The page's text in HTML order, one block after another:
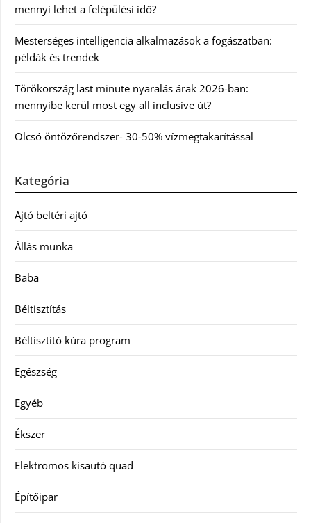
mennyi lehet a felépülési idő?
Mesterséges intelligencia alkalmazások a fogászatban:
példák és trendek
Törökország last minute nyaralás árak 2026-ban:
mennyibe kerül most egy all inclusive út?
Olcsó öntözőrendszer- 30-50% vízmegtakarítással
Kategória
Ajtó beltéri ajtó
Állás munka
Baba
Béltisztítás
Béltisztító kúra program
Egészség
Egyéb
Ékszer
Elektromos kisautó quad
Építőipar